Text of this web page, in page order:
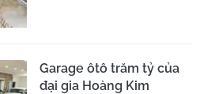
Garage ôtô trăm tỷ của
đại gia Hoàng Kim